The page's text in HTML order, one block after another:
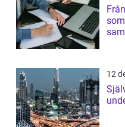
12